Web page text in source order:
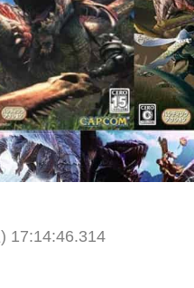
17:14:46.314